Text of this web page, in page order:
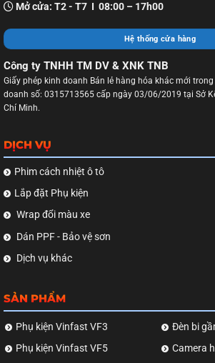
Mở cửa: T2 - T7 I 08:00 – 17h00
Hệ thống cửa hàng
Công ty TNHH TM DV & XNK TNB
Giấy phép kinh doanh Bán lẻ hàng hóa khác mới
doanh số: 0315713565 cấp ngày 03/06/2019 tại Sở
Chí Minh.
DỊCH VỤ
Phim cách nhiệt ô tô
Lắp đặt Phụ kiện
Wrap đổi màu xe
Dán PPF - Bảo vệ sơn
Dịch vụ khác
SẢN PHẨM
Phụ kiện Vinfast VF3
Phụ kiện Vinfast VF5
Đèn bi
Camera